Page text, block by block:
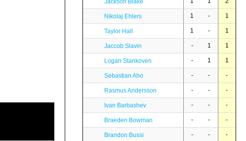
Jackson Blake
Nikolaj Ehlers 1 - 1
Taylor Hall 1 - 1
Jaccob Slavin - 1 1
Logan Stankoven - 1 1
Sebastian Aho - - -
Rasmus Andersson - - -
Ivan Barbashev - - -
Braeden Bowman - - -
Brandon Bussi - - -